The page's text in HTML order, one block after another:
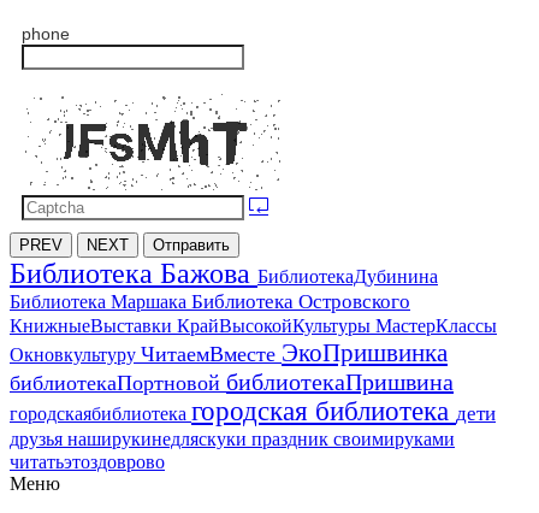
phone
PREV NEXT Отправить
Библиотека Бажова БиблиотекаДубинина
Библиотека Маршака Библиотека Островского
КнижныеВыставки КрайВысокойКультуры МастерКлассы
Окновкультуру ЧитаемВместе ЭкоПришвинка
библиотекаПортновой библиотекаПришвина
городскаябиблиотека городская библиотека дети
друзья наширукинедляскуки праздник своимируками
читатьэтоздоврово
Меню